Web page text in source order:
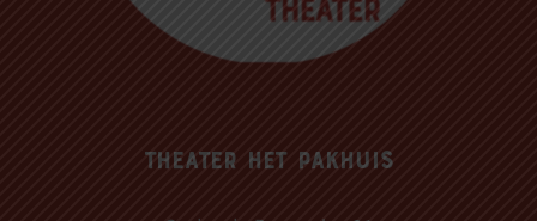
Theater Het Pakhuis